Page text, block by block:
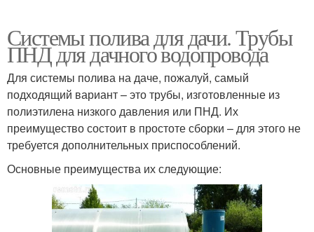
Системы полива для дачи. Трубы
ПНД для дачного водопровода
Для системы полива на даче, пожалуй, самый
подходящий вариант – это трубы, изготовленные из
полиэтилена низкого давления или ПНД. Их
преимущество состоит в простоте сборки – для этого не
требуется дополнительных приспособлений.
Основные преимущества их следующие: